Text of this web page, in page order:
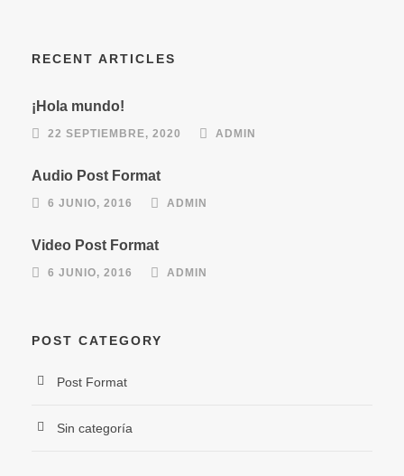
RECENT ARTICLES
¡Hola mundo!
22 SEPTIEMBRE, 2020 ADMIN
Audio Post Format
6 JUNIO, 2016 ADMIN
Video Post Format
6 JUNIO, 2016 ADMIN
POST CATEGORY
Post Format
Sin categoría